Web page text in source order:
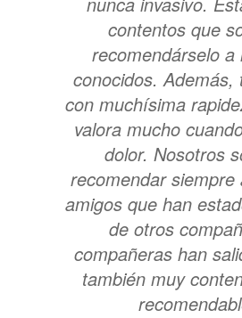
contentos que
recomendárselo a
conocidos. Además,
con muchísima
valora mucho
dolor. Nosotros
recomendar siempre
amigos que han
de otros
compañeras han
también muy